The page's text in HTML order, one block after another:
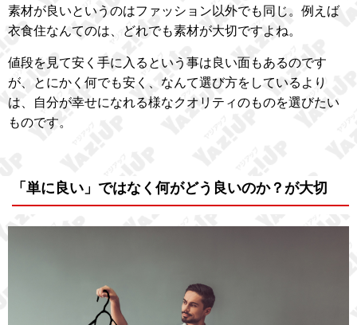
素材が良いというのはファッション以外でも同じ。例えば
衣食住なんてのは、どれでも素材が大切ですよね。
値段を見て安く手に入るという事は良い面もあるのです
が、とにかく何でも安く、なんて選び方をしているより
は、自分が幸せになれる様なクオリティのものを選びたい
ものです。
「単に良い」ではなく何がどう良いのか？が大切